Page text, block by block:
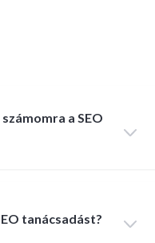
a SEO
tanácsadást?